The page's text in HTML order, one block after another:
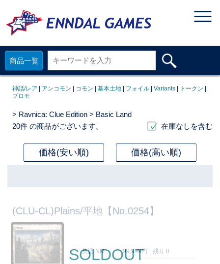
商品一覧
神話/レア アンコモン コモン 基本土地 フォイル Variants トークン
プロモ
> Ravnica: Clue Edition > Basic Land
20件 の商品がございます。 在庫なしを含む
価格(安い順) 価格(高い順)
(CLU-CL)Plains/平地【No.0254】
英語 NM 99,999円 残り 0
SOLDOUT